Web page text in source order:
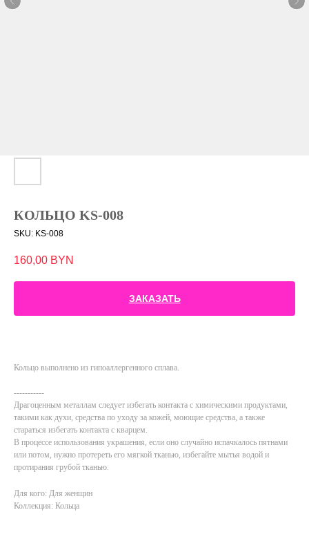
КОЛЬЦО KS-008
SKU: KS-008
160,00 BYN
ЗАКАЗАТЬ
Кольцо выполнено из гипоаллергенного сплава.
-----------
Драгоценным металлам следует избегать контакта с химическими продуктами,
такими как духи, средства по уходу за кожей, моющие средства, а также
стараться избегать контакта с кварцем.
В процессе использования украшения, если оно случайно испачкалось пятнами
или потом, нужно протереть его мягкой тканью, избегайте мытья водой и
протирания грубой тканью.
Для кого: Для женщин
Коллекция: Кольца